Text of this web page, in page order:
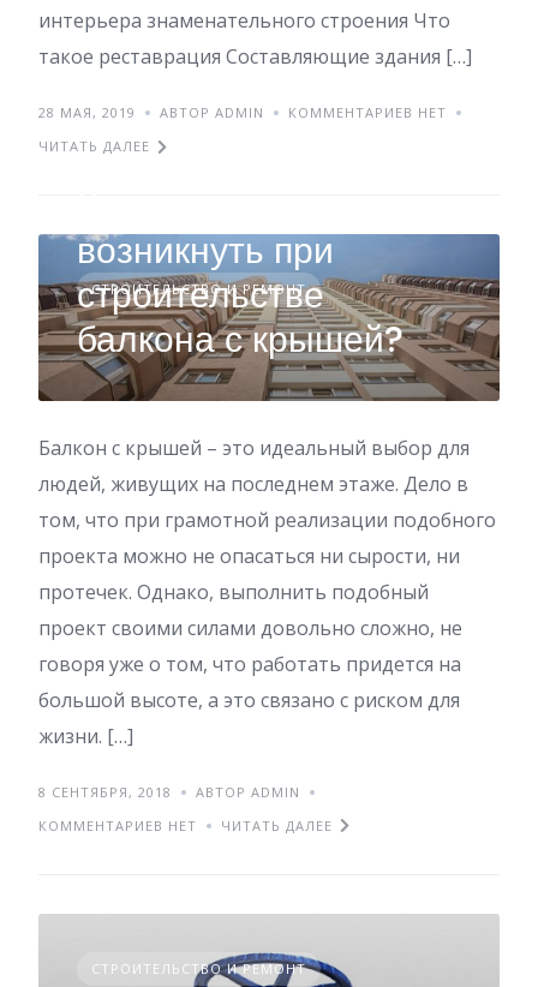
интерьера знаменательного строения Что
такое реставрация Составляющие здания […]
28 МАЯ, 2019 АВТОР ADMIN
КОММЕНТАРИЕВ НЕТ
ЧИТАТЬ ДАЛЕЕ
СТРОИТЕЛЬСТВО И РЕМОНТ
возникнуть при
строительстве
балкона с крышей?
Балкон с крышей – это идеальный выбор для
людей, живущих на последнем этаже. Дело в
том, что при грамотной реализации подобного
проекта можно не опасаться ни сырости, ни
протечек. Однако, выполнить подобный
проект своими силами довольно сложно, не
говоря уже о том, что работать придется на
большой высоте, а это связано с риском для
жизни. […]
8 СЕНТЯБРЯ, 2018
АВТОР ADMIN
КОММЕНТАРИЕВ НЕТ
ЧИТАТЬ ДАЛЕЕ
СТРОИТЕЛЬСТВО И РЕМОНТ